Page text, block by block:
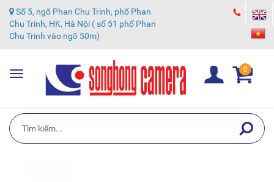
Số 5, ngõ Phan Chu Trinh, phố Phan
Chu Trinh, HK, Hà Nội ( số 51 phố Phan
Chu Trinh vào ngõ 50m)
Toggle
navigation
0